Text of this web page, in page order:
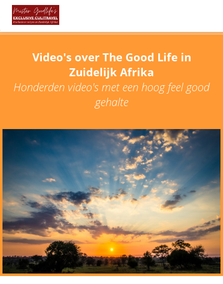
Video's over The Good Life in
Zuidelijk Afrika
Honderden video's met een hoog feel good
gehalte